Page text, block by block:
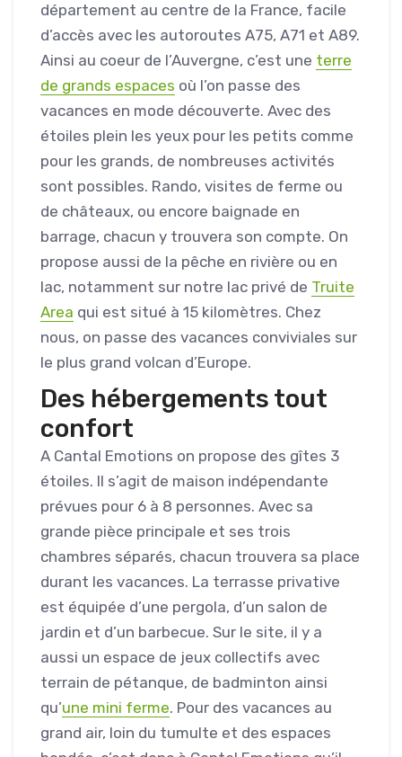
département au centre de la France, facile
d’accès avec les autoroutes A75, A71 et A89.
Ainsi au coeur de l’Auvergne, c’est une terre
de grands espaces où l’on passe des
vacances en mode découverte. Avec des
étoiles plein les yeux pour les petits comme
pour les grands, de nombreuses activités
sont possibles. Rando, visites de ferme ou
de châteaux, ou encore baignade en
barrage, chacun y trouvera son compte. On
propose aussi de la pêche en rivière ou en
lac, notamment sur notre lac privé de Truite
Area qui est situé à 15 kilomètres. Chez
nous, on passe des vacances conviviales sur
le plus grand volcan d’Europe.
Des hébergements tout
confort
A Cantal Emotions on propose des gîtes 3
étoiles. Il s’agit de maison indépendante
prévues pour 6 à 8 personnes. Avec sa
grande pièce principale et ses trois
chambres séparés, chacun trouvera sa place
durant les vacances. La terrasse privative
est équipée d’une pergola, d’un salon de
jardin et d’un barbecue. Sur le site, il y a
aussi un espace de jeux collectifs avec
terrain de pétanque, de badminton ainsi
qu’une mini ferme. Pour des vacances au
grand air, loin du tumulte et des espaces